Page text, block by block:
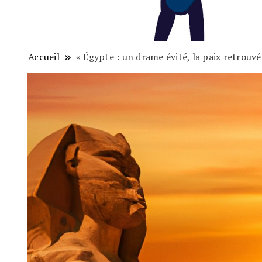
Accueil « Égypte : un drame évité, la paix